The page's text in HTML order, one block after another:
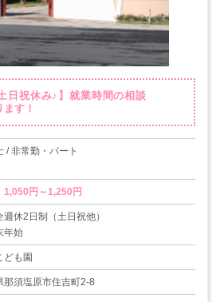
日祝休み♪】就業時間の相談
す！
/ 非常勤・パート
1,050円～1,250円
休2日制（土日祝他）
年始
ども園
那須塩原市住吉町2-8